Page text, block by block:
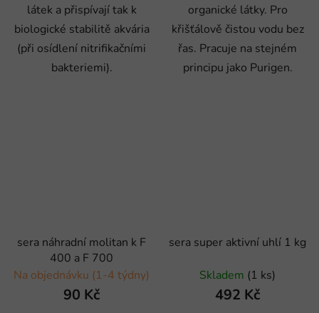
látek a přispívají tak k
biologické stabilitě akvária
(při osídlení nitrifikačními
bakteriemi).
organické látky. Pro
křišťálově čistou vodu bez
řas. Pracuje na stejném
principu jako Purigen.
sera náhradní molitan k F
400 a F 700
Na objednávku (1-4 týdny)
90 Kč
sera super aktivní uhlí 1 kg
Skladem (1 ks)
492 Kč